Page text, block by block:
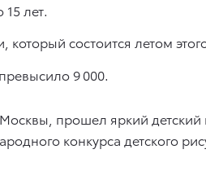
лет.
состоится летом
9 000.
прошел яркий детский
конкурса детского